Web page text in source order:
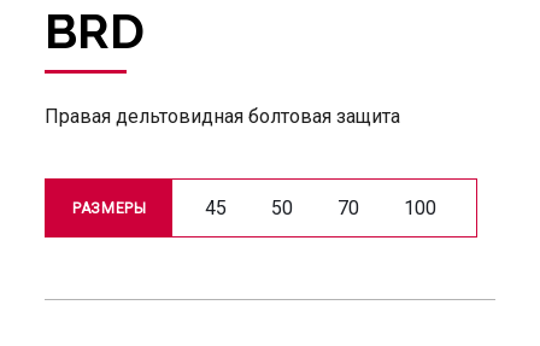
BRD
Правая дельтовидная болтовая защита
РАЗМЕРЫ 45 50 70 100